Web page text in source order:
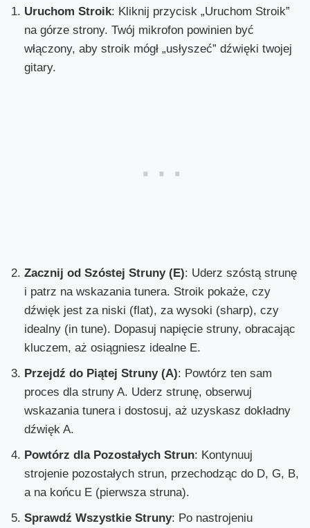
Uruchom Stroik: Kliknij przycisk „Uruchom Stroik”
na górze strony. Twój mikrofon powinien być
włączony, aby stroik mógł „usłyszeć” dźwięki twojej
gitary.
Zacznij od Szóstej Struny (E): Uderz szóstą strunę
i patrz na wskazania tunera. Stroik pokaże, czy
dźwięk jest za niski (flat), za wysoki (sharp), czy
idealny (in tune). Dopasuj napięcie struny, obracając
kluczem, aż osiągniesz idealne E.
Przejdź do Piątej Struny (A): Powtórz ten sam
proces dla struny A. Uderz strunę, obserwuj
wskazania tunera i dostosuj, aż uzyskasz dokładny
dźwięk A.
Powtórz dla Pozostałych Strun: Kontynuuj
strojenie pozostałych strun, przechodząc do D, G, B,
a na końcu E (pierwsza struna).
Sprawdź Wszystkie Struny: Po nastrojeniu